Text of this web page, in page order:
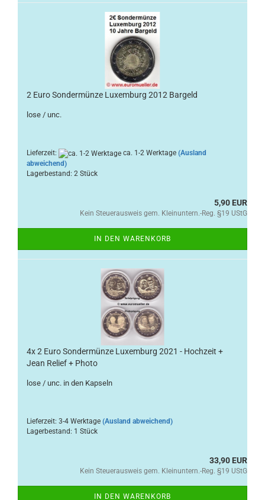
2 Euro Sondermünze Luxemburg 2012 Bargeld
lose / unc.
Lieferzeit: ca. 1-2 Werktage (Ausland
abweichend)
Lagerbestand: 2 Stück
5,90 EUR
Kein Steuerausweis gem. Kleinuntern.-Reg. §19 UStG
IN DEN WARENKORB
4x 2 Euro Sondermünze Luxemburg 2021 - Hochzeit +
Jean Relief + Photo
lose / unc. in den Kapseln
Lieferzeit: 3-4 Werktage (Ausland abweichend)
Lagerbestand: 1 Stück
33,90 EUR
Kein Steuerausweis gem. Kleinuntern.-Reg. §19 UStG
IN DEN WARENKORB